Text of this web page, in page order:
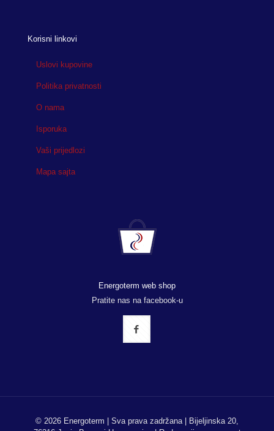
Korisni linkovi
Uslovi kupovine
Politika privatnosti
O nama
Isporuka
Vaši prijedlozi
Mapa sajta
Energoterm web shop
Pratite nas na facebook-u
© 2026 Energoterm | Sva prava zadržana | Bijeljinska 20,